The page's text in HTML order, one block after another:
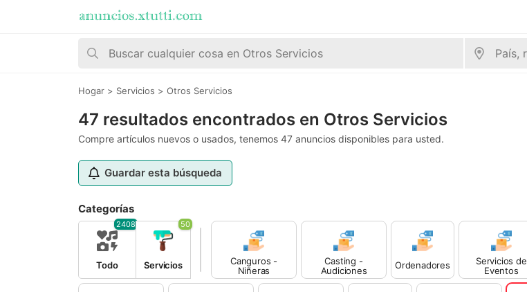
Hogar > Servicios > Otros Servicios
47 resultados encontrados en Otros Servicios
Compre artículos nuevos o usados, tenemos 47 anuncios disponibles para usted.
Guardar esta búsqueda
Categorías
Todo
2408
Servicios
50
Canguros -
Niñeras
Casting -
Audiciones
Ordenadores
Servicios de
Eventos